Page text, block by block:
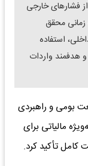
فشارهای خارجی
زمانی محقق
استفاده
هدفمند واردات
بومی و راهبردی
مالیاتی برای
کامل تأکید کرد.